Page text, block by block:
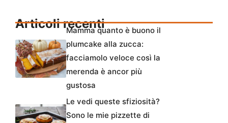
Articoli recentiMamma quanto è buono il
plumcake alla zucca:
facciamolo veloce così la
merenda è ancor più
gustosa
Le vedi queste sfiziosità?
Sono le mie pizzette di